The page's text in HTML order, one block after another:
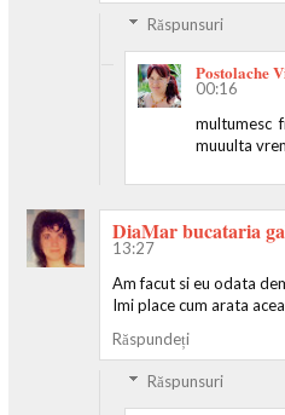
Răspunsuri
Postolache
00:16
multumesc
muuulta
DiaMar bucataria
13:27
Am facut si eu odata
Imi place cum arata
Răspundeți
Răspunsuri